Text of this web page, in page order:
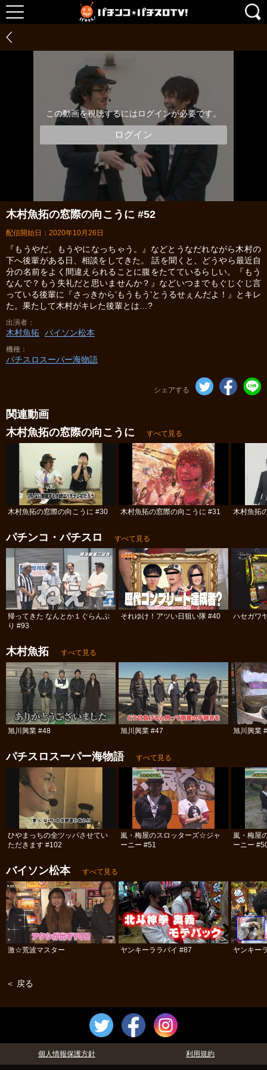
この動画を視聴するにはログインが必要です。
ログイン
木村魚拓の窓際の向こうに #52
配信開始日：2020年10月26日
『もうやだ。もうやになっちゃう。』などとうなだれながら木村の
下へ後輩がある日、相談をしてきた。 話を聞くと、どうやら最近自
分の名前をよく間違えられることに腹をたてているらしい。『もう
なんで？もう失礼だと思いませんか？』などいつまでもぐじぐじ言
っている後輩に『さっきから’もうもう’とうるせぇんだよ！』とキレ
た。果たして木村がキレた後輩とは…?
出演者
木村魚拓 バイソン松本
機種
パチスロスーパー海物語
シェアする
関連動画
木村魚拓の窓際の向こうに
すべて見る
木村魚拓の窓際の向こうに #30 木村魚拓の窓際の向こうに #31 木村魚拓
パチンコ・パチスロ すべて見る
帰ってきた なんとか１ぐらんぷ
り #93
それゆけ！アツい日狙い隊 #40 ハセガワ
木村魚拓 すべて見る
旭川興業 #48 旭川興業 #47 旭川興業
パチスロスーパー海物語 すべて見る
ひやまっちの全ツッパさせてい
ただきます #102
嵐・梅屋のスロッターズ☆ジャ
ーニー #51
嵐・梅屋
ーニー
バイソン松本 すべて見る
激☆荒波マスター ヤンキーララバイ #87 ヤンキー
＜ 戻る
個人情報保護方針 利用規約